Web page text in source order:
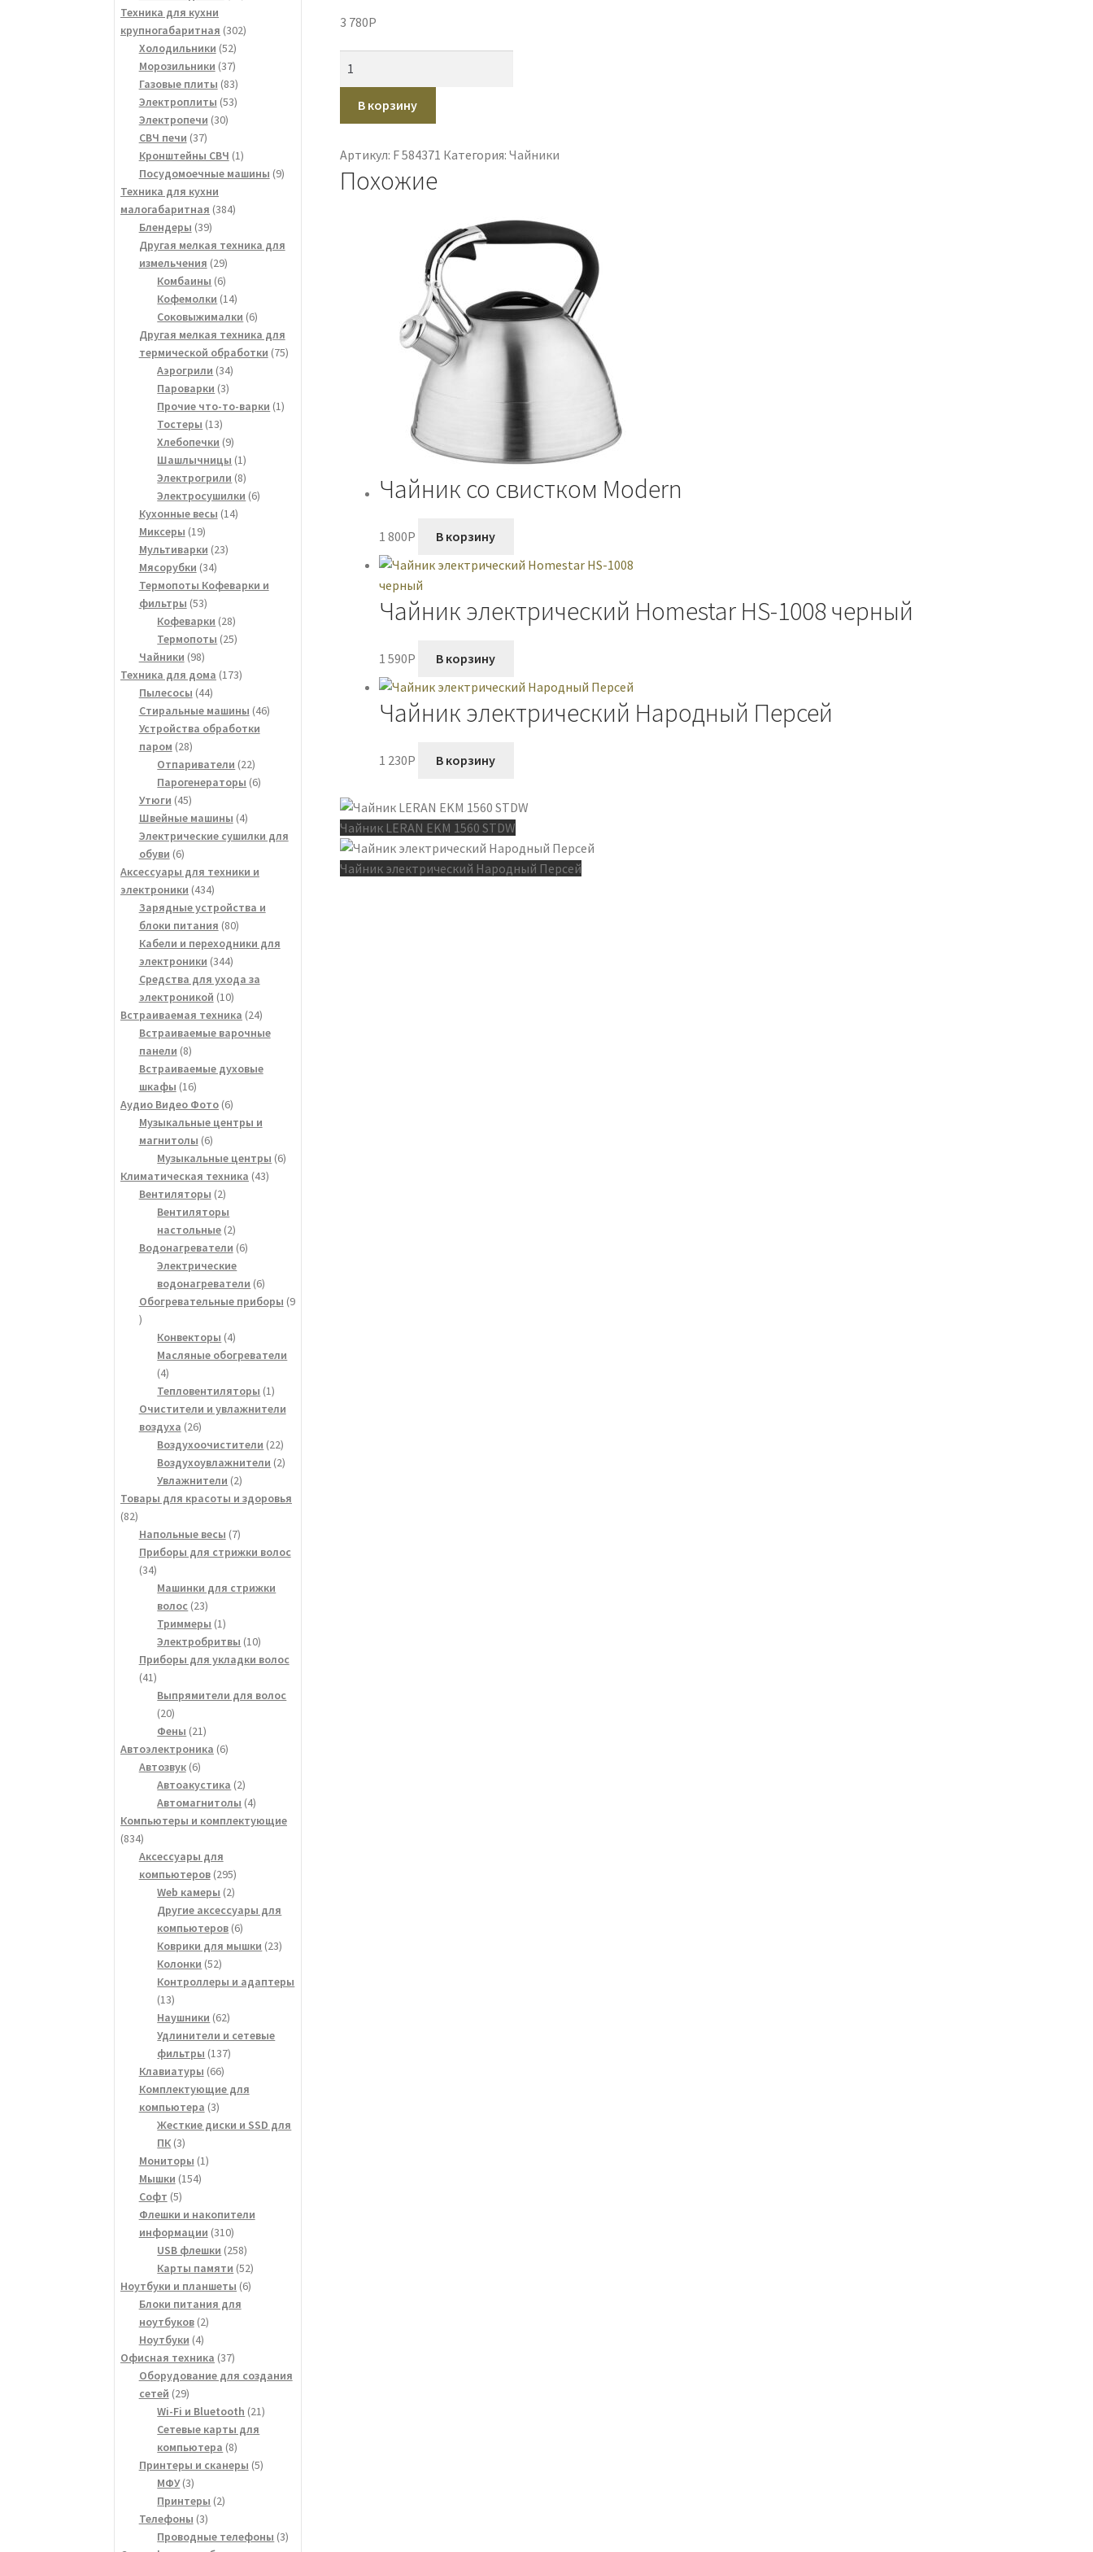
3 780P
Чайник
электрический
Leonord
LE-
В корзину
Артикул: F 584371 Категория: Чайники
Похожие
Чайник со свистком Modern
1 800P В корзину
Чайник электрический Homestar HS-1008 черный
1 590P В корзину
Чайник электрический Народный Персей
1 230P В корзину
Чайник LERAN EKM 1560 STDW
Чайник электрический Народный Персей
Техника для кухни
крупногабаритная 302302
Холодильники 5252
товара
Морозильники 3737
товаров
Газовые плиты 8383
товара
Электроплиты 5353
Электропечи 3030
СВЧ печи 3737
товаров
Кронштейны СВЧ 11
товар
Посудомоечные машины 99
Техника для кухни
малогабаритная 384384
Блендеры 3939
товаров
Другая мелкая техника для
измельчения 2929
товаров
Комбаины 66
товаров
Кофемолки 1414
товаров
Соковыжималки 66
товаров
Другая мелкая техника для
термической обработки 7575
Аэрогрили 3434
Пароварки 33
товара
Прочие что-то-варки 11
Тостеры 1313
товаров
Хлебопечки 99
товаров
Шашлычницы 11
товар
Электрогрили 88
товаров
Электросушилки 66
Кухонные весы 1414
Миксеры 1919
товаров
Мультиварки 2323
Мясорубки 3434
товара
Термопоты Кофеварки и
фильтры 5353
товара
Кофеварки 2828
товаров
Термопоты 2525
Чайники 9898
товаров
Техника для дома 173173
Пылесосы 4444
товара
Стиральные машины 4646
Устройства обработки
паром 2828
товаров
Отпариватели 2222
товара
Парогенераторы 66
Утюги 4545
товаров
Швейные машины 44
товара
Электрические сушилки для
обуви 66
товаров
Аксессуары для техники и
электроники 434434
товара
Зарядные устройства и
блоки питания 8080
товаров
Кабели и переходники для
электроники 344344
товара
Средства для ухода за
электроникой 1010
товаров
Встраиваемая техника 2424
товара
Встраиваемые варочные
панели 88
товаров
Встраиваемые духовые
шкафы 1616
товаров
Аудио Видео Фото 66
товаров
Музыкальные центры и
магнитолы 66
товаров
Музыкальные центры 66
Климатическая техника 4343
Вентиляторы 22
товара
Вентиляторы
настольные 22
товара
Водонагреватели 66
Электрические
водонагреватели 66
товаров
Обогревательные приборы 9
9
товаров
Конвекторы 44
товара
Масляные обогреватели
44
товара
Тепловентиляторы 11
товар
Очистители и увлажнители
воздуха 2626
товаров
Воздухоочистители 2222
товара
Воздухоувлажнители 22
Увлажнители 22
товара
Товары для красоты и здоровья
8282
товара
Напольные весы 77
товаров
Приборы для стрижки волос
3434
товара
Машинки для стрижки
волос 2323
товара
Триммеры 11
товар
Электробритвы 1010
товаров
Приборы для укладки волос
4141
товар
Выпрямители для волос
2020
товаров
Фены 2121
товар
Автоэлектроника 66
Автозвук 66
товаров
Автоакустика 22
товара
Автомагнитолы 44
товара
Компьютеры и комплектующие
834834
товара
Аксессуары для
компьютеров 295295
товаров
Web камеры 22
товара
Другие аксессуары для
компьютеров 66
товаров
Коврики для мышки 2323
Колонки 5252
товара
Контроллеры и адаптеры
1313
товаров
Наушники 6262
товара
Удлинители и сетевые
фильтры 137137
Клавиатуры 6666
товаров
Комплектующие для
компьютера 33
товара
Жесткие диски и SSD для
ПК 33
товара
Мониторы 11
Мышки 154154
Софт 55
товаров
Флешки и накопители
информации 310310
товаров
USB флешки 258258
товаров
Карты памяти 5252
товара
Ноутбуки и планшеты 66
Блоки питания для
ноутбуков 22
Ноутбуки 44
товара
Офисная техника 3737
товаров
Оборудование для создания
сетей 2929
товаров
Wi-Fi и Bluetooth 2121
Сетевые карты для
компьютера 88
товаров
Принтеры и сканеры 55
МФУ 33
товара
Принтеры 22
Телефоны 33
товара
Проводные телефоны 33